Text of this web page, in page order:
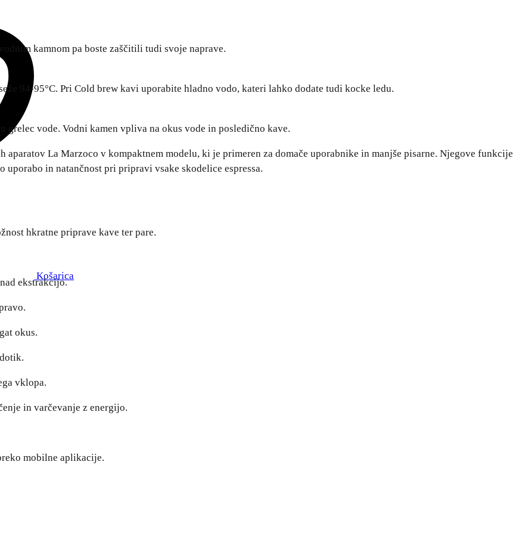
Košarica
kamnom pa boste zaščitili tudi svoje naprave.
94-95°C. Pri Cold brew kavi uporabite hladno vodo, kateri lahko dodate tudi kocke ledu.
vode. Vodni kamen vpliva na okus vode in posledično kave.
La Marzoco v kompaktnem modelu, ki je primeren za domače uporabnike in manjše pisarne. Njegove funkcije
in natančnost pri pripravi vsake skodelice espressa.
hkratne priprave kave ter pare.
ekstrakcijo.
okus.
vklopa.
in varčevanje z energijo.
mobilne aplikacije.